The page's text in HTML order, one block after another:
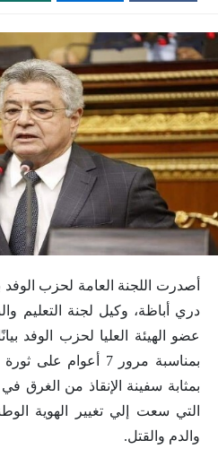
أصدرت اللجنة العامة لحزب الوفد
دري أباظة، وكيل لجنة التعليم
عضو الهيئة العليا لحزب الوفد
بمثابة سفينة الإنقاذ من الغرق في
التي سعت إلي تغيير الهوية
والدم والقتل.